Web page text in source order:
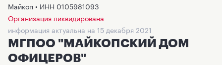
Майкоп • ИНН 0105981093
Организация ликвидирована
информация актуальна на 15 декабря 2021
МГПОО "МАЙКОПСКИЙ ДОМ
ОФИЦЕРОВ"